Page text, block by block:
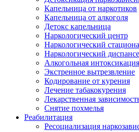
Капельница от наркотиков
Капельница от алкоголя
Детокс капельница
Наркологический центр
Наркологический
Наркологический
Алкогольная интоксикация
Экстренное вытрезвление
Кодирование от курения
Лечение табакокурения
Лекарственная
Снятие похмелья
Реабилитация
Ресоциализация